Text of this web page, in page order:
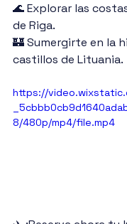
🌊 Explorar las
de Riga.
🏰 Sumergirte en la
castillos de Lituania.
https://
8/480p/mp4/file.mp4